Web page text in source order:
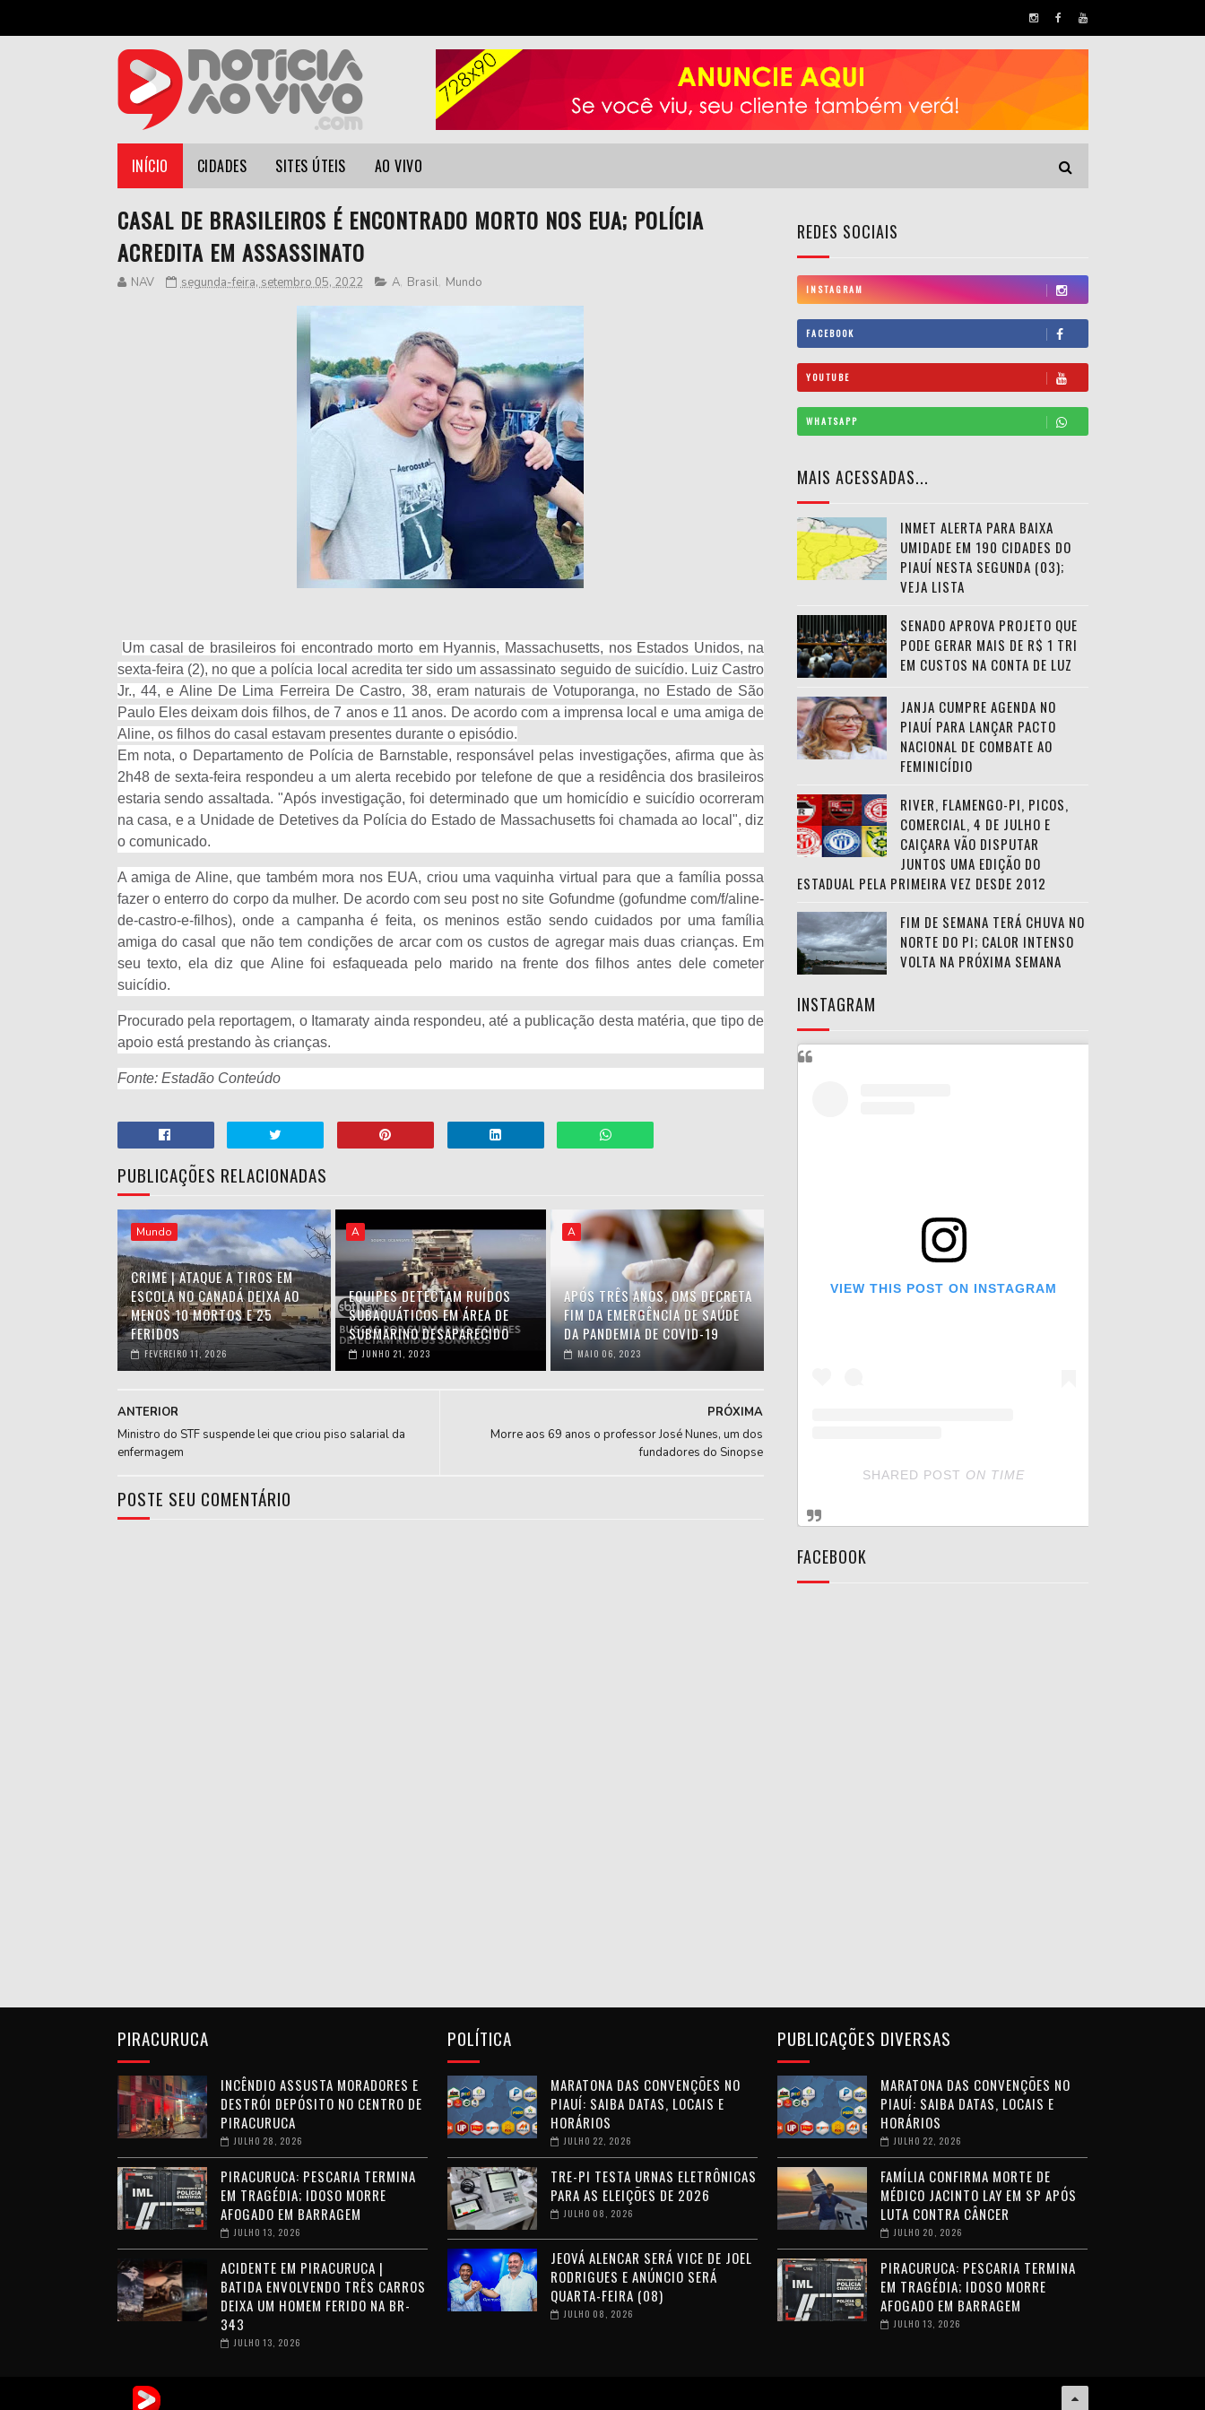
INÍCIO CIDADES SITES ÚTEIS AO VIVO
CASAL DE BRASILEIROS É ENCONTRADO MORTO NOS EUA; POLÍCIA
ACREDITA EM ASSASSINATO
NAV segunda-feira, setembro 05, 2022 A, Brasil, Mundo
Um casal de brasileiros foi encontrado morto em Hyannis, Massachusetts, nos Estados Unidos, na
sexta-feira (2), no que a polícia local acredita ter sido um assassinato seguido de suicídio. Luiz Castro
Jr., 44, e Aline De Lima Ferreira De Castro, 38, eram naturais de Votuporanga, no Estado de São
Paulo Eles deixam dois filhos, de 7 anos e 11 anos. De acordo com a imprensa local e uma amiga de
Aline, os filhos do casal estavam presentes durante o episódio.
Em nota, o Departamento de Polícia de Barnstable, responsável pelas investigações, afirma que às
2h48 de sexta-feira respondeu a um alerta recebido por telefone de que a residência dos brasileiros
estaria sendo assaltada. "Após investigação, foi determinado que um homicídio e suicídio ocorreram
na casa, e a Unidade de Detetives da Polícia do Estado de Massachusetts foi chamada ao local", diz
o comunicado.
A amiga de Aline, que também mora nos EUA, criou uma vaquinha virtual para que a família possa
fazer o enterro do corpo da mulher. De acordo com seu post no site Gofundme (gofundme com/f/aline-
de-castro-e-filhos), onde a campanha é feita, os meninos estão sendo cuidados por uma família
amiga do casal que não tem condições de arcar com os custos de agregar mais duas crianças. Em
seu texto, ela diz que Aline foi esfaqueada pelo marido na frente dos filhos antes dele cometer
suicídio.
Procurado pela reportagem, o Itamaraty ainda respondeu, até a publicação desta matéria, que tipo de
apoio está prestando às crianças.
Fonte: Estadão Conteúdo
PUBLICAÇÕES RELACIONADAS
Mundo
CRIME | ATAQUE A TIROS EM
ESCOLA NO CANADÁ DEIXA AO
MENOS 10 MORTOS E 25
FERIDOS
FEVEREIRO 11, 2026
A
EQUIPES DETECTAM RUÍDOS
SUBAQUÁTICOS EM ÁREA DE
SUBMARINO DESAPARECIDO
JUNHO 21, 2023
A
APÓS TRÊS ANOS, OMS DECRETA
FIM DA EMERGÊNCIA DE SAÚDE
DA PANDEMIA DE COVID-19
MAIO 06, 2023
PRÓXIMA
Morre aos 69 anos o professor José Nunes, um dos
fundadores do Sinopse
ANTERIOR
Ministro do STF suspende lei que criou piso salarial da
enfermagem
POSTE SEU COMENTÁRIO
REDES SOCIAIS
INSTAGRAM
FACEBOOK
YOUTUBE
WHATSAPP
MAIS ACESSADAS...
INMET ALERTA PARA BAIXA
UMIDADE EM 190 CIDADES DO
PIAUÍ NESTA SEGUNDA (03);
VEJA LISTA
SENADO APROVA PROJETO QUE
PODE GERAR MAIS DE R$ 1 TRI
EM CUSTOS NA CONTA DE LUZ
JANJA CUMPRE AGENDA NO
PIAUÍ PARA LANÇAR PACTO
NACIONAL DE COMBATE AO
FEMINICÍDIO
RIVER, FLAMENGO-PI, PICOS,
COMERCIAL, 4 DE JULHO E
CAIÇARA VÃO DISPUTAR
JUNTOS UMA EDIÇÃO DO
ESTADUAL PELA PRIMEIRA VEZ DESDE 2012
FIM DE SEMANA TERÁ CHUVA NO
NORTE DO PI; CALOR INTENSO
VOLTA NA PRÓXIMA SEMANA
INSTAGRAM
VIEW THIS POST ON INSTAGRAM
SHARED POST ON TIME
FACEBOOK
PIRACURUCA
INCÊNDIO ASSUSTA MORADORES E
DESTRÓI DEPÓSITO NO CENTRO DE
PIRACURUCA
JULHO 28, 2026
PIRACURUCA: PESCARIA TERMINA
EM TRAGÉDIA; IDOSO MORRE
AFOGADO EM BARRAGEM
JULHO 13, 2026
ACIDENTE EM PIRACURUCA |
BATIDA ENVOLVENDO TRÊS CARROS
DEIXA UM HOMEM FERIDO NA BR-
343
JULHO 13, 2026
POLÍTICA
MARATONA DAS CONVENÇÕES NO
PIAUÍ: SAIBA DATAS, LOCAIS E
HORÁRIOS
JULHO 22, 2026
TRE-PI TESTA URNAS ELETRÔNICAS
PARA AS ELEIÇÕES DE 2026
JULHO 08, 2026
JEOVÁ ALENCAR SERÁ VICE DE JOEL
RODRIGUES E ANÚNCIO SERÁ
QUARTA-FEIRA (08)
JULHO 08, 2026
PUBLICAÇÕES DIVERSAS
MARATONA DAS CONVENÇÕES NO
PIAUÍ: SAIBA DATAS, LOCAIS E
HORÁRIOS
JULHO 22, 2026
FAMÍLIA CONFIRMA MORTE DE
MÉDICO JACINTO LAY EM SP APÓS
LUTA CONTRA CÂNCER
JULHO 20, 2026
PIRACURUCA: PESCARIA TERMINA
EM TRAGÉDIA; IDOSO MORRE
AFOGADO EM BARRAGEM
JULHO 13, 2026